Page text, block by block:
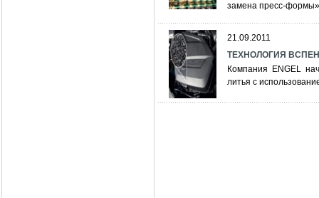
замена пресс-
21.09.2011
ТЕХНОЛОГИЯ
Компания ENGEL
литья с